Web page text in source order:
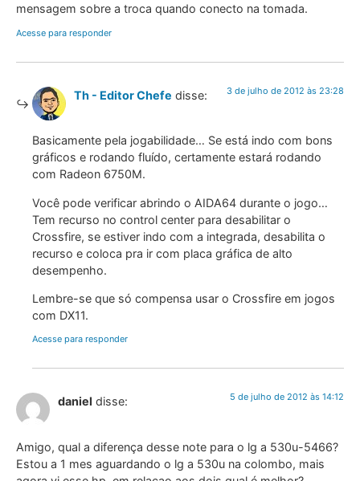
mensagem sobre a troca quando conecto na tomada.
Acesse para responder
Th - Editor Chefe disse: 3 de julho de 2012 às 23:28
Basicamente pela jogabilidade… Se está indo com bons
gráficos e rodando fluído, certamente estará rodando
com Radeon 6750M.
Você pode verificar abrindo o AIDA64 durante o jogo…
Tem recurso no control center para desabilitar o
Crossfire, se estiver indo com a integrada, desabilita o
recurso e coloca pra ir com placa gráfica de alto
desempenho.
Lembre-se que só compensa usar o Crossfire em jogos
com DX11.
Acesse para responder
daniel disse: 5 de julho de 2012 às 14:12
Amigo, qual a diferença desse note para o lg a 530u-5466?
Estou a 1 mes aguardando o lg a 530u na colombo, mais